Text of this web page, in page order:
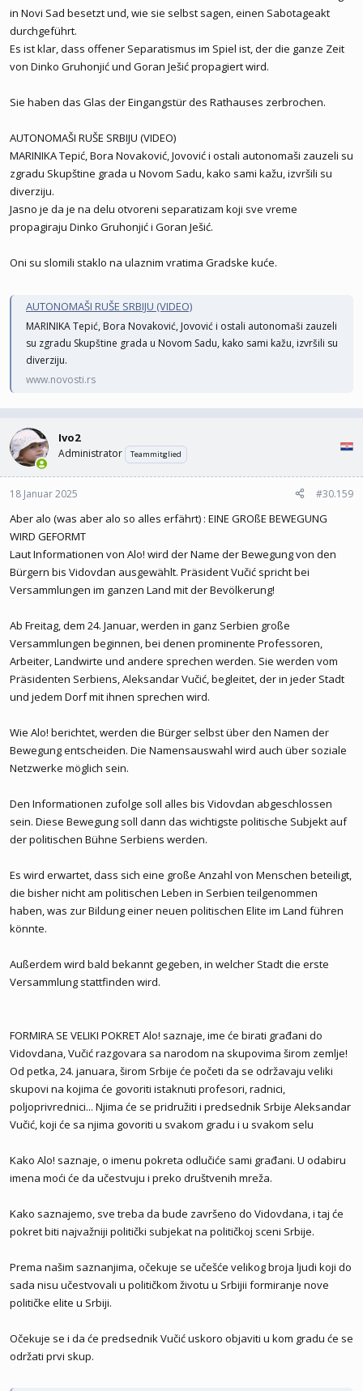
in Novi Sad besetzt und, wie sie selbst sagen, einen Sabotageakt
durchgeführt.
Es ist klar, dass offener Separatismus im Spiel ist, der die ganze Zeit
von Dinko Gruhonjić und Goran Ješić propagiert wird.
Sie haben das Glas der Eingangstür des Rathauses zerbrochen.
AUTONOMAŠI RUŠE SRBIJU (VIDEO)
MARINIKA Tepić, Bora Novaković, Jovović i ostali autonomaši zauzeli su
zgradu Skupštine grada u Novom Sadu, kako sami kažu, izvršili su
diverziju.
Jasno je da je na delu otvoreni separatizam koji sve vreme
propagiraju Dinko Gruhonjić i Goran Ješić.
Oni su slomili staklo na ulaznim vratima Gradske kuće.
AUTONOMAŠI RUŠE SRBIJU (VIDEO)
MARINIKA Tepić, Bora Novaković, Jovović i ostali autonomaši zauzeli
su zgradu Skupštine grada u Novom Sadu, kako sami kažu, izvršili su
diverziju.
www.novosti.rs
Ivo2
Administrator Teammitglied
18 Januar 2025 #30.159
Aber alo (was aber alo so alles erfährt) : EINE GROßE BEWEGUNG
WIRD GEFORMT
Laut Informationen von Alo! wird der Name der Bewegung von den
Bürgern bis Vidovdan ausgewählt. Präsident Vučić spricht bei
Versammlungen im ganzen Land mit der Bevölkerung!
Ab Freitag, dem 24. Januar, werden in ganz Serbien große
Versammlungen beginnen, bei denen prominente Professoren,
Arbeiter, Landwirte und andere sprechen werden. Sie werden vom
Präsidenten Serbiens, Aleksandar Vučić, begleitet, der in jeder Stadt
und jedem Dorf mit ihnen sprechen wird.
Wie Alo! berichtet, werden die Bürger selbst über den Namen der
Bewegung entscheiden. Die Namensauswahl wird auch über soziale
Netzwerke möglich sein.
Den Informationen zufolge soll alles bis Vidovdan abgeschlossen
sein. Diese Bewegung soll dann das wichtigste politische Subjekt auf
der politischen Bühne Serbiens werden.
Es wird erwartet, dass sich eine große Anzahl von Menschen beteiligt,
die bisher nicht am politischen Leben in Serbien teilgenommen
haben, was zur Bildung einer neuen politischen Elite im Land führen
könnte.
Außerdem wird bald bekannt gegeben, in welcher Stadt die erste
Versammlung stattfinden wird.
FORMIRA SE VELIKI POKRET Alo! saznaje, ime će birati građani do
Vidovdana, Vučić razgovara sa narodom na skupovima širom zemlje!
Od petka, 24. januara, širom Srbije će početi da se održavaju veliki
skupovi na kojima će govoriti istaknuti profesori, radnici,
poljoprivrednici... Njima će se pridružiti i predsednik Srbije Aleksandar
Vučić, koji će sa njima govoriti u svakom gradu i u svakom selu
Kako Alo! saznaje, o imenu pokreta odlučiće sami građani. U odabiru
imena moći će da učestvuju i preko društvenih mreža.
Kako saznajemo, sve treba da bude završeno do Vidovdana, i taj će
pokret biti najvažniji politički subjekat na političkoj sceni Srbije.
Prema našim saznanjima, očekuje se učešće velikog broja ljudi koji do
sada nisu učestvovali u političkom životu u Srbijii formiranje nove
političke elite u Srbiji.
Očekuje se i da će predsednik Vučić uskoro objaviti u kom gradu će se
održati prvi skup.